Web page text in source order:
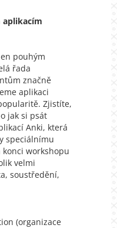
aplikacím
pouhým
řada
značně
aplikaci
Zjistíte,
jak si psát
Anki, která
speciálnímu
workshopu
velmi
soustředění,
(organizace